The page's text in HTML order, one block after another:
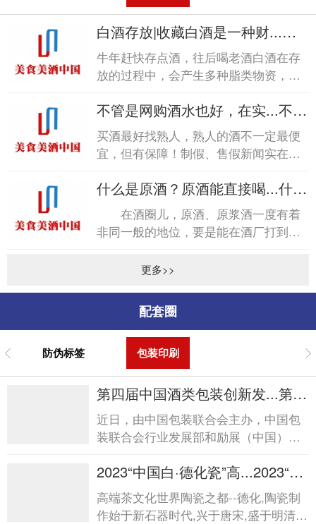
白酒存放|收藏白酒是一种财...白
酒存放|收藏白酒是一种财...
牛年赶快存点酒，往后喝老酒白酒在存
放的过程中，会产生多种脂类物资，
香气，但这种...
不管是网购酒水也好，在实...不管
是网购酒水也好，在实...
买酒最好找熟人，熟人的酒不一定最便
宜，但有保障！制假、售假新闻实在是
造假，心中不免五味杂陈...
什么是原酒？原酒能直接喝...什么
是原酒？原酒能直接喝...
在酒圈儿，原酒、原浆酒一度有着
非同一般的地位，要是能在酒厂打到纯
事儿。商标、无统一包装...
更多>>
配套圈
防伪标签 包装印刷
第四届中国酒类包装创新发...第四
届中国酒类包装创新发...
近日，由中国包装联合会主办，中国包
装联合会行业发展部和励展（中国）投
创新发展论坛&rdq...
2023“中国白·德化瓷”高...2023“中
国白·德化瓷”高...
高端茶文化世界陶瓷之都--德化,陶瓷制
作始于新石器时代,兴于唐宋,盛于明清,